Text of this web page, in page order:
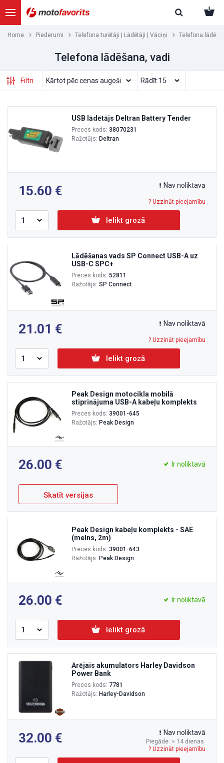
Home Piederumi Telefona turētāji | Lādētāji | Vāciņi Telefona
Telefona lādēšana, vadi
Filtri
USB lādētājs Deltran Battery Tender
Preces kods: 38070231
Ražotājs: Deltran
15.60 Nav noliktavā
? Uzzināt pieejamību
Ielikt grozā
Lādēšanas vads SP Connect USB-A uz
USB-C SPC+
Preces kods: 52811
Ražotājs: SP Connect
21.01 Nav noliktavā
? Uzzināt pieejamību
Ielikt grozā
Peak Design motocikla mobilā
stiprinājuma USB-A kabeļu komplekts
Preces kods: 39001-645
Ražotājs: Peak Design
26.00 Ir noliktavā
Skatīt versijas
Peak Design kabeļu komplekts - SAE
(melns, 2m)
Preces kods: 39001-643
Ražotājs: Peak Design
26.00 Ir noliktavā
Ielikt grozā
Ārējais akumulators Harley Davidson
Power Bank
Preces kods: 7781
Ražotājs: Harley-Davidson
32.00 Piegāde: ≈ 14 dienas
Nav noliktavā
? Uzzināt pieejamību